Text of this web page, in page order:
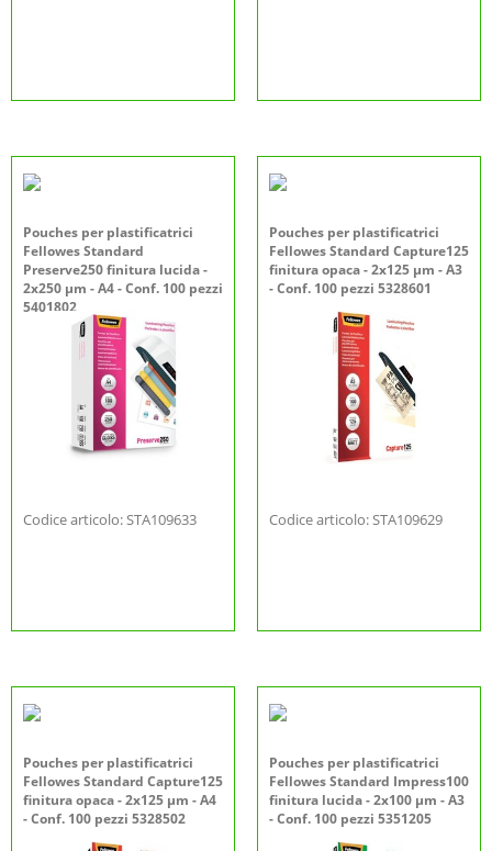
Pouches per plastificatrici
Fellowes Standard
Preserve250 finitura lucida -
2x250 µm - A4 - Conf. 100 pezzi
5401802
Codice articolo: STA109633
Pouches per plastificatrici
Fellowes Standard Capture125
finitura opaca - 2x125 µm - A3
- Conf. 100 pezzi 5328601
Codice articolo: STA109629
Pouches per plastificatrici
Fellowes Standard Capture125
finitura opaca - 2x125 µm - A4
- Conf. 100 pezzi 5328502
Pouches per plastificatrici
Fellowes Standard Impress100
finitura lucida - 2x100 µm - A3
- Conf. 100 pezzi 5351205